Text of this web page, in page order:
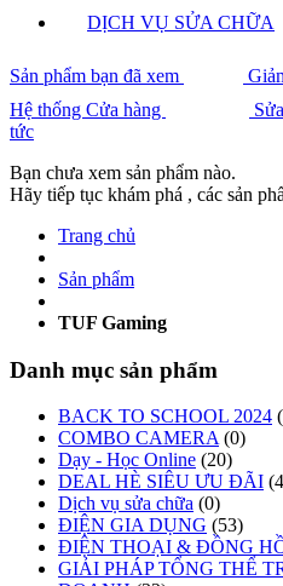
DỊCH VỤ SỬA CHỮA
Sản phẩm bạn đã xem
Hệ thống Cửa hàng
tức
Bạn chưa xem sản phẩm nào.
Hãy tiếp tục khám phá , các sản
Trang chủ
Sản phẩm
TUF Gaming
Danh mục sản phẩm
BACK TO SCHOOL 2024
COMBO CAMERA (0)
Dạy - Học Online (20)
DEAL HÈ SIÊU ƯU ĐÃI
Dịch vụ sửa chữa (0)
ĐIỆN GIA DỤNG (53)
ĐIỆN THOẠI & ĐỒNG
GIẢI PHÁP TỔNG THỂ